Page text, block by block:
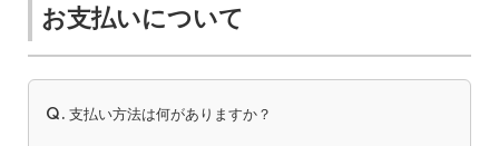
お支払いについて
Q. 支払い方法は何がありますか？